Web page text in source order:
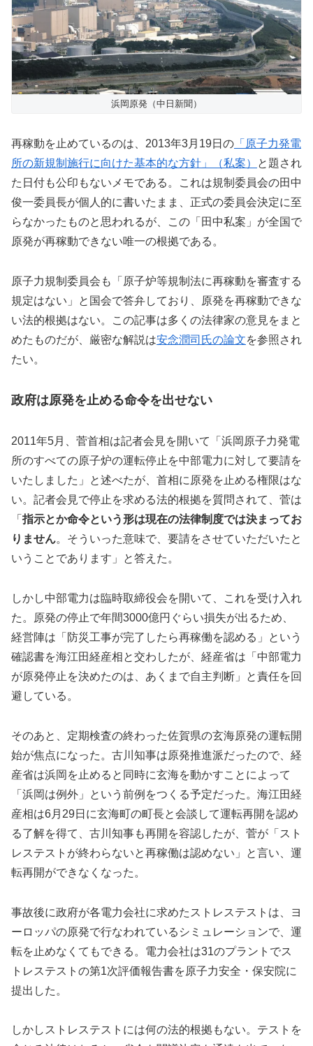
浜岡原発（中日新聞）
再稼動を止めているのは、2013年3月19日の 「原子力発電
所の新規制施行に向けた基本的な方針」（私案）
と題され
た日付も公印もないメモである。これは規制委員会の田中
俊一委員長が個人的に書いたまま、正式の委員会決定に至
らなかったものと思われるが、この「田中私案」が全国で
原発が再稼動できない唯一の根拠である。
原子力規制委員会も「原子炉等規制法に再稼動を審査する
規定はない」と国会で答弁しており、原発を再稼動できな
い法的根拠はない。この記事は多くの法律家の意見をまと
めたものだが、厳密な解説は安念潤司氏の論文を参照され
たい。
政府は原発を止める命令を出せない
2011年5月、菅首相は記者会見を開いて「浜岡原子力発電
所のすべての原子炉の運転停止を中部電力に対して要請を
いたしました」と述べたが、首相に原発を止める権限はな
い。記者会見で停止を求める法的根拠を質問されて、菅は
「 指示とか命令という形は現在の法律制度では決まってお
りません。そういった意味で、要請をさせていただいたと
いうことであります」と答えた。
しかし中部電力は臨時取締役会を開いて、これを受け入れ
た。原発の停止で年間3000億円ぐらい損失が出るため、
経営陣は「防災工事が完了したら再稼働を認める」という
確認書を海江田経産相と交わしたが、経産省は「中部電力
が原発停止を決めたのは、あくまで自主判断」と責任を回
避している。
そのあと、定期検査の終わった佐賀県の玄海原発の運転開
始が焦点になった。古川知事は原発推進派だったので、経
産省は浜岡を止めると同時に玄海を動かすことによって
「浜岡は例外」という前例をつくる予定だった。海江田経
産相は6月29日に玄海町の町長と会談して運転再開を認め
る了解を得て、古川知事も再開を容認したが、菅が「スト
レステストが終わらないと再稼働は認めない」と言い、運
転再開ができなくなった。
事故後に政府が各電力会社に求めたストレステストは、ヨ
ーロッパの原発で行なわれているシミュレーションで、運
転を止めなくてもできる。電力会社は31のプラントでス
トレステストの第1次評価報告書を原子力安全・保安院に
提出した。
しかしストレステストには何の法的根拠もない。テストを